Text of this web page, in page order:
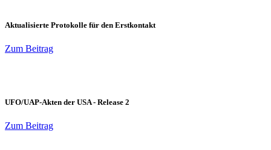
Aktualisierte Protokolle für den Erstkontakt
Zum Beitrag
UFO/UAP-Akten der USA - Release 2
Zum Beitrag